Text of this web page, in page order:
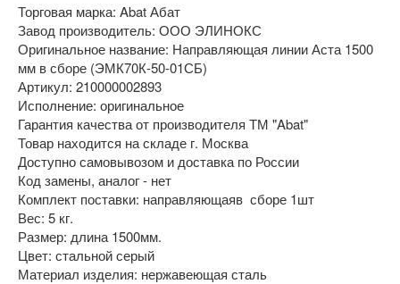
Торговая марка: Abat Абат
Завод производитель: ООО ЭЛИНОКС
Оригинальное название: Направляющая линии Аста 1500
мм в сборе (ЭМК70К-50-01СБ)
Артикул: 210000002893
Исполнение: оригинальное
Гарантия качества от производителя ТМ "Abat"
Товар находится на складе г. Москва
Доступно самовывозом и доставка по России
Код замены, аналог - нет
Комплект поставки: направляющаяв сборе 1шт
Вес: 5 кг.
Размер: длина 1500мм.
Цвет: стальной серый
Материал изделия: нержавеющая сталь